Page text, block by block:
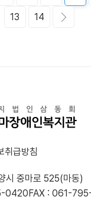
13
14
취급방침
시 중마로 525(마동)
0420FAX : 061-